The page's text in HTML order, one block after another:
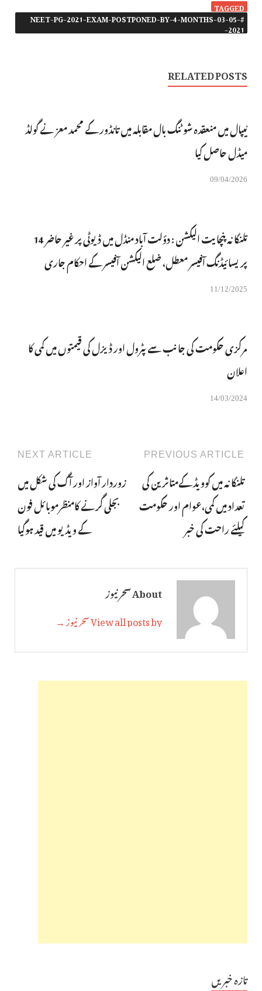
TAGGED
#NEET-PG-2021-EXAM-POSTPONED-BY-4-MONTHS-03-05-
2021-
RELATED POSTS
نیپال میں منعقدہ شوٹنگ بال مقابلہ میں تانڈور کے محمد معز نے گولڈ
میڈل حاصل کیا
09/04/2026
تلنگانہ پنچایت الیکشن : دؤلت آباد منڈل میں ڈیوٹی پر غیر حاضر 14
پریسائیڈنگ آفیسر معطل، ضلع الیکشن آفیسر کے احکام جاری
11/12/2025
مرکزی حکومت کی جانب سے پٹرول اور ڈیزل کی قیمتوں میں کمی کا
اعلان
14/03/2024
PREVIOUS ARTICLE
تلنگانہ میں کوویڈ کےمتاثرین کی
تعداد میں کمی،عوام اور حکومت
کیلئے راحت کی خبر
NEXT ARTICLE
زوردار آواز اور آگ کی شکل میں
بجلی گرنے کامنظرموبائل فون
کے ویڈیو میں قید ہوگیا
About سحر نیوز
View all posts by سحر نیوز →
تازہ خبریں